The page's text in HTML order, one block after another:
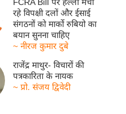
FCRA Bill पर हल्ला मचा
रहे विपक्षी दलों और ईसाई
संगठनों को मार्को रुबियो का
बयान सुनना चाहिए
~ नीरज कुमार दुबे
राजेंद्र माथुर- विचारों की
पत्रकारिता के नायक
~ प्रो. संजय द्विवेदी